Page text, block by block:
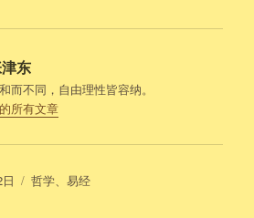
东
而不同，自由理性皆容纳。
所有文章
分
哲学、易经